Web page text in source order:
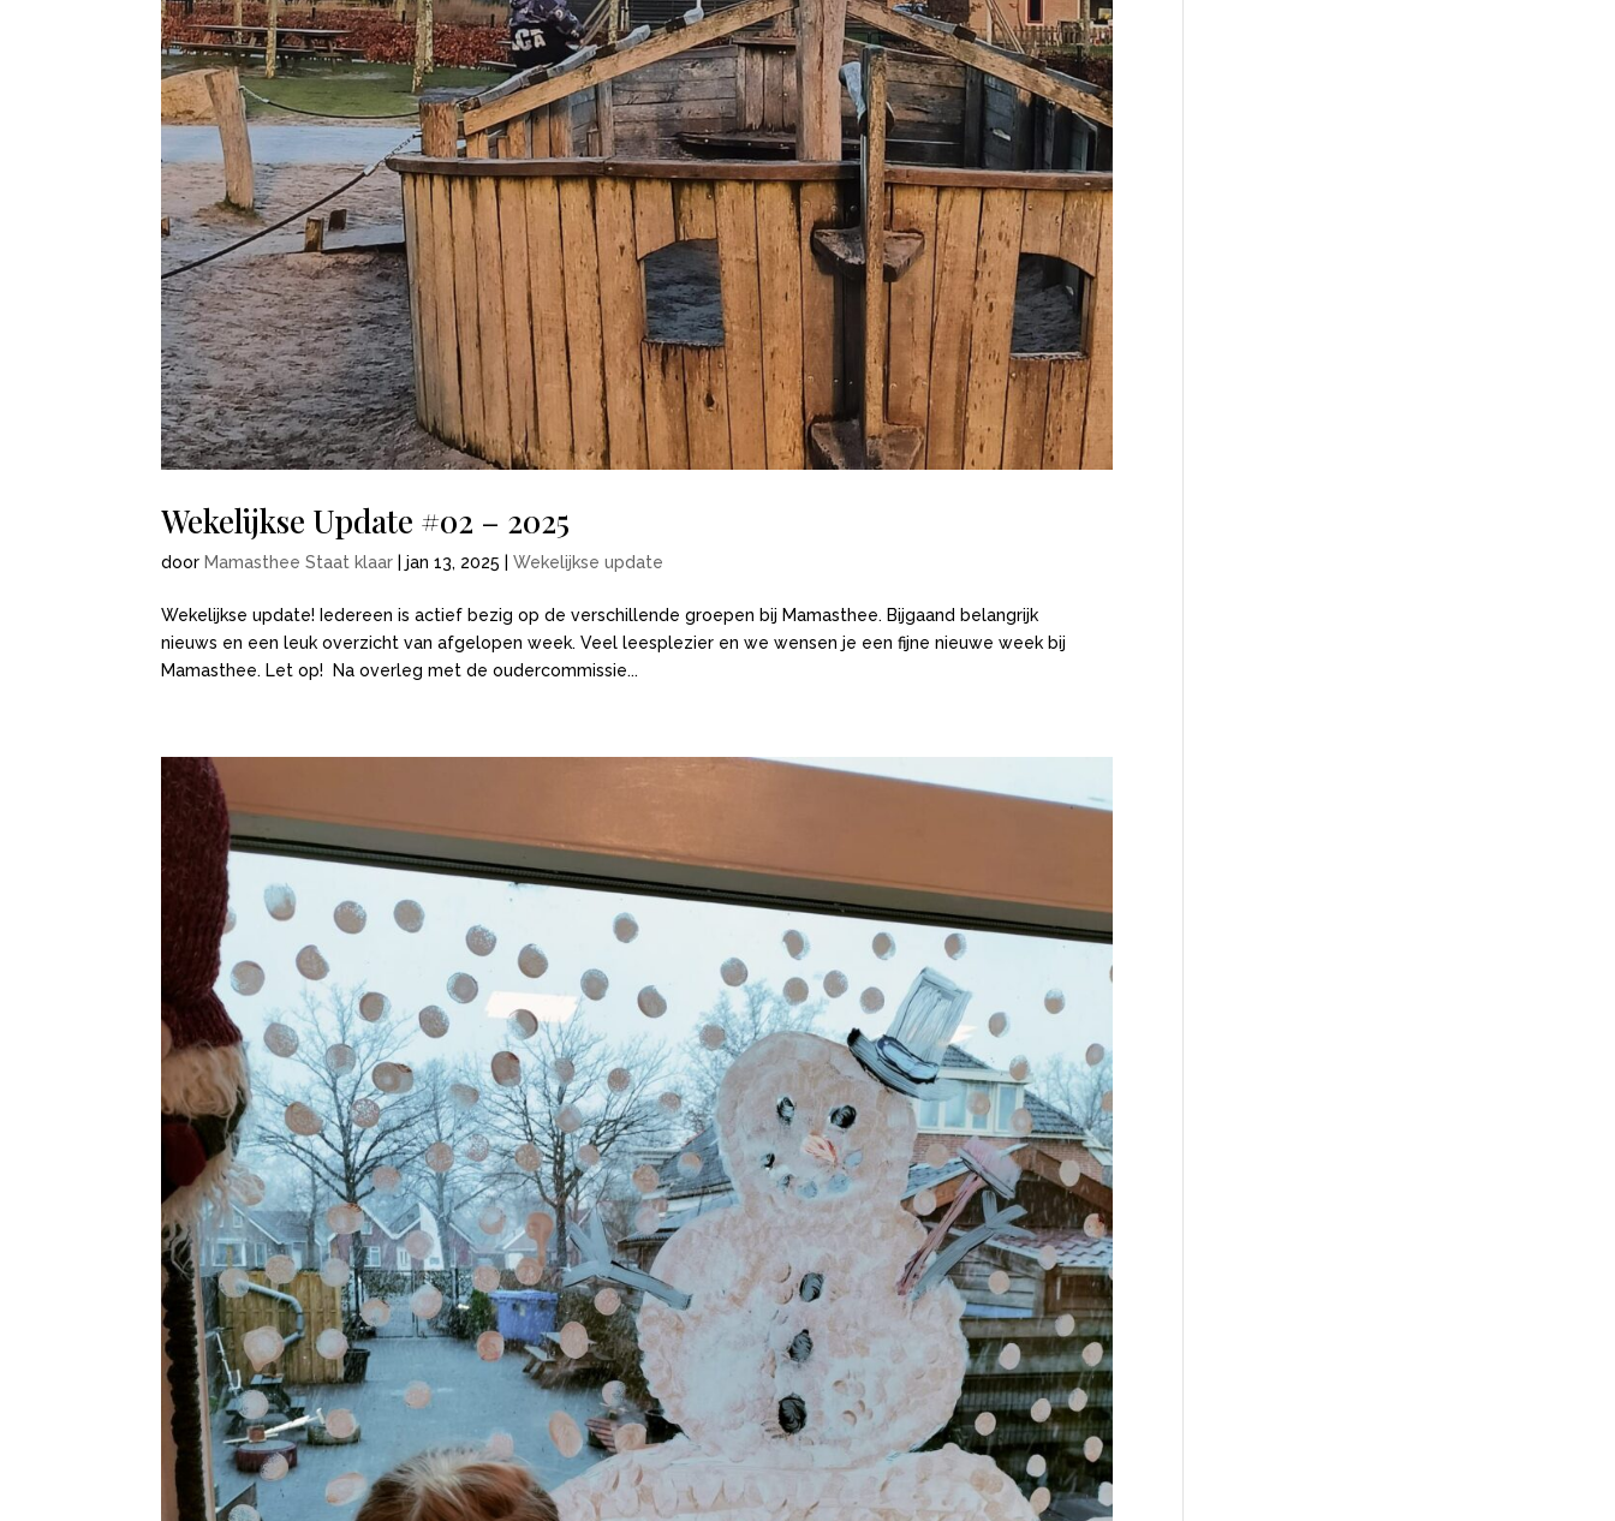
Wekelijkse Update #02 – 2025
door Mamasthee Staat klaar |jan 13, 2025 |Wekelijkse update
Wekelijkse update! Iedereen is actief bezig op de verschillende groepen bij Mamasthee. Bijgaand belangrijk
nieuws en een leuk overzicht van afgelopen week. Veel leesplezier en we wensen je een fijne nieuwe week bij
Mamasthee. Let op! Na overleg met de oudercommissie...